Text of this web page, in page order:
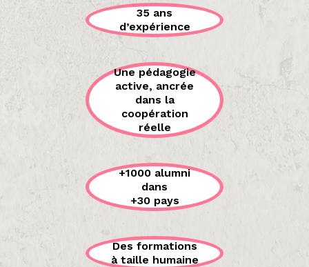
35 ans
d’expérience
Une pédagogie
active, ancrée
dans la
coopération
réelle
+1000 alumni
dans
+30 pays
Des formations
à taille humaine